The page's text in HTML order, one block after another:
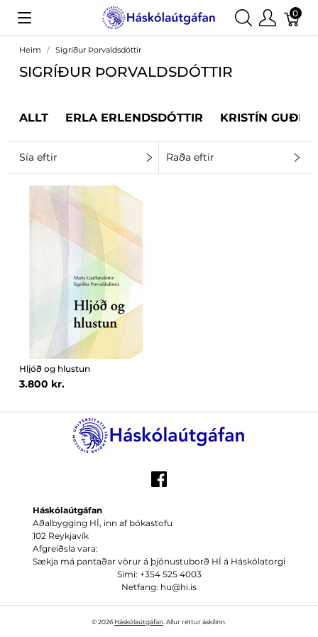
0
Heim Sigríður Þorvaldsdóttir
SIGRÍÐUR ÞORVALDSDÓTTIR
ALLT ERLA ERLENDSDÓTTIR KRISTÍN
Sía eftir Raða eftir
Hljóð og hlustun
3.800 kr.
Háskólaútgáfan
Aðalbygging HÍ, inn af bókastofu
102 Reykjavík
Afgreiðsla vara:
Sækja má pantaðar vörur á þjónustuborð HÍ á Háskólatorgi
Sími: +354 525 4003
Netfang: hu@hi.is
© 2026Háskólaútgáfan . Allur réttur áskilinn.